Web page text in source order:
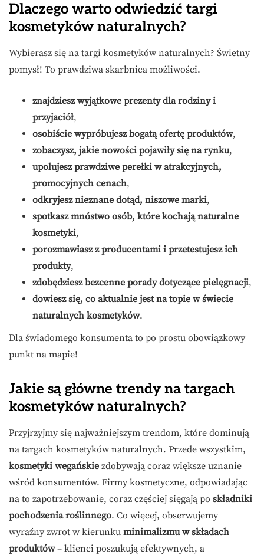
Dlaczego warto odwiedzić targi
kosmetyków naturalnych?
Wybierasz się na targi kosmetyków naturalnych? Świetny
pomysł! To prawdziwa skarbnica możliwości.
znajdziesz wyjątkowe prezenty dla rodziny i
przyjaciół,
osobiście wypróbujesz bogatą ofertę produktów,
zobaczysz, jakie nowości pojawiły się na rynku,
upolujesz prawdziwe perełki w atrakcyjnych,
promocyjnych cenach,
odkryjesz nieznane dotąd, niszowe marki,
spotkasz mnóstwo osób, które kochają naturalne
kosmetyki,
porozmawiasz z producentami i przetestujesz ich
produkty,
zdobędziesz bezcenne porady dotyczące pielęgnacji,
dowiesz się, co aktualnie jest na topie w świecie
naturalnych kosmetyków.
Dla świadomego konsumenta to po prostu obowiązkowy
punkt na mapie!
Jakie są główne trendy na targach
kosmetyków naturalnych?
Przyjrzyjmy się najważniejszym trendom, które dominują
na targach kosmetyków naturalnych. Przede wszystkim,
kosmetyki wegańskie zdobywają coraz większe uznanie
wśród konsumentów. Firmy kosmetyczne, odpowiadając
na to zapotrzebowanie, coraz częściej sięgają po składniki
pochodzenia roślinnego. Co więcej, obserwujemy
wyraźny zwrot w kierunku minimalizmu w składach
produktów– klienci poszukują efektywnych, a